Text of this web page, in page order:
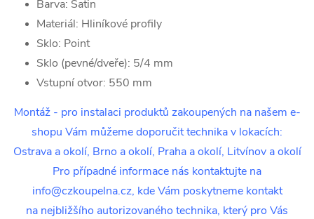
Barva: Satin
Materiál: Hliníkové profily
Sklo: Point
Sklo (pevné/dveře): 5/4 mm
Vstupní otvor: 550 mm
Montáž - pro instalaci produktů zakoupených na našem e-
shopu Vám můžeme doporučit technika v lokacích:
Ostrava a okolí, Brno a okolí, Praha a okolí, Litvínov a okolí
Pro případné informace nás kontaktujte na
info@czkoupelna.cz, kde Vám poskytneme kontakt
na nejbližšího autorizovaného technika, který pro Vás